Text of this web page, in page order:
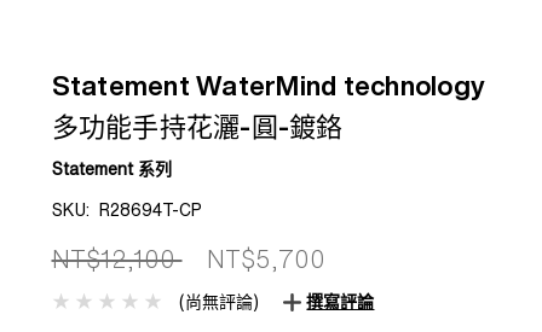
Statement WaterMind technology
多功能手持花灑-圓-鍍鉻
Statement 系列
SKU: R28694T-CP
NT$12,100 NT$5,700
(尚無評論) 撰寫評論